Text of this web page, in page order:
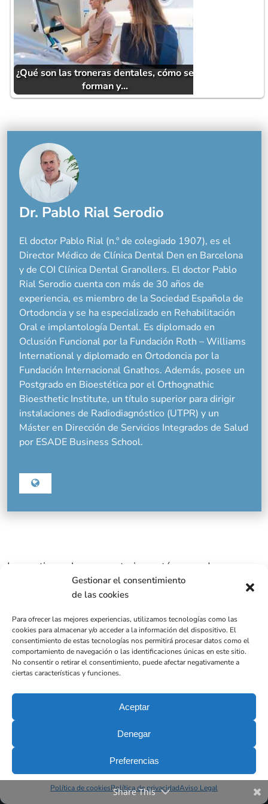
Gestionar el consentimiento
de las cookies
Para ofrecer las mejores experiencias, utilizamos tecnologías como las
cookies para almacenar y/o acceder a la información del dispositivo. El
consentimiento de estas tecnologías nos permitirá procesar datos como el
comportamiento de navegación o las identificaciones únicas en este sitio.
No consentir o retirar el consentimiento, puede afectar negativamente a
ciertas características y funciones.
Aceptar
Denegar
Preferencias
Política de cookiesPolítica de privacidadAviso Legal
¿Qué son las troneras dentales, cómo se
forman y…
Dr. Pablo Rial Serodio
El doctor Pablo Rial (n.º de colegiado 1907), es el
Director Médico de Clínica Dental Den en Barcelona
y de COI Clínica Dental Granollers. El doctor Pablo
Rial Serodio cuenta con más de 30 años de
experiencia, es miembro de la Sociedad Española de
Ortodoncia y se ha especializado en Rehabilitación
Oral e implantología Dental. Es diplomado en
Oclusión Funcional por la Fundación Roth – Williams
International y diplomado en Ortodoncia por la
Fundación Internacional Gnathos. Además, posee un
Postgrado en Bioestética por el Orthognathic
Bioesthetic Institute, un título superior para dirigir
instalaciones de Radiodiagnóstico (UTPR) y un
Máster en Dirección de Servicios Integrados de Salud
por ESADE Business School.
Lo sentimos, los comentarios están cerrados...
Clínica Dental DEN Barcelona
Share This